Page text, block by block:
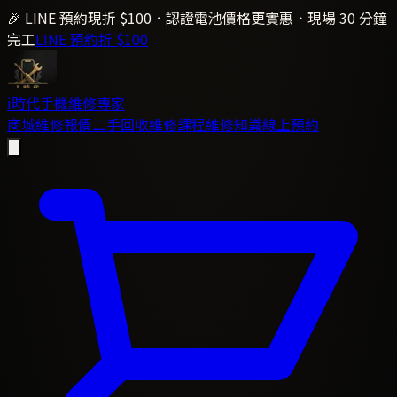
🎉 LINE 預約現折 $100．認證電池價格更實惠．現場 30 分鐘
完工LINE 預約折 $100
i時代手機維修專家
商城維修報價二手回收維修課程維修知識線上預約